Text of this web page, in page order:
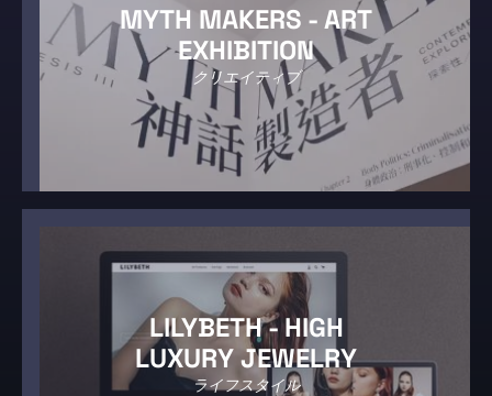
MYTH MAKERS - ART
EXHIBITION
クリエイティブ
LILYBETH - HIGH
LUXURY JEWELRY
ライフスタイル